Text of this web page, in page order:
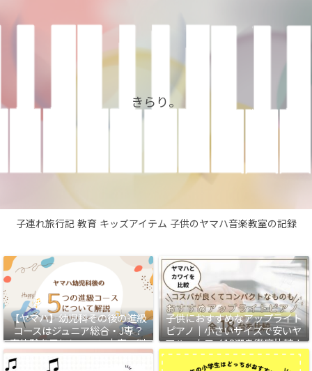
きらり。
子連れ旅行記 教育 キッズアイテム 子供のヤマハ音楽教室の記録
【ヤマハ】幼児科その後の進級
コースはジュニア総合・J専？
実体験を元にレッスン内容・料
金・各コースのおすすめな人を
子供におすすめなアップライト
ピアノ｜小さいサイズで安いヤ
マハ・カワイ18選を徹底比較！